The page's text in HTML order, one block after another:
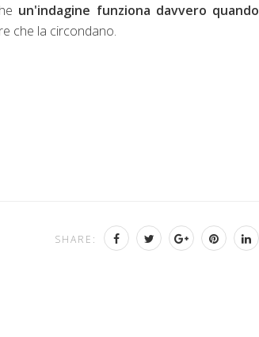
un'indagine funziona davvero quando
che la circondano.
SHARE: